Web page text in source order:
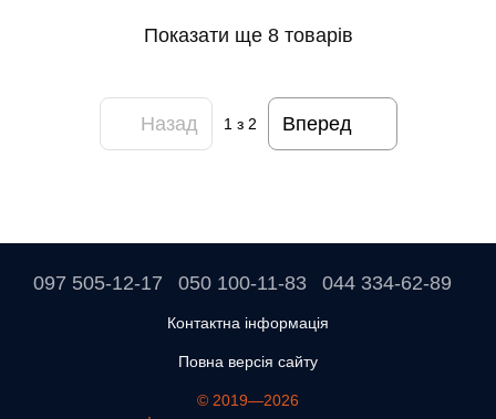
Показати ще 8 товарів
Назад 1з 2 Вперед
097 505-12-17 050 100-11-83 044 334-62-89
Контактна інформація
Повна версія сайту
© 2019—2026